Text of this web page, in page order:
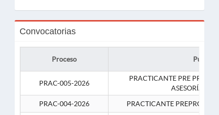
Convocatorias
Proceso Puesto
PRAC-005-2026
PRACTICANTE PRE
ASESORÍA
PRAC-004-2026
PRACTICANTE